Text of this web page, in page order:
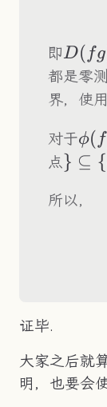
即D( fg
都是零
界，使
对于ϕ( f
点} ⊆ {
所以，
证毕.
大家之后就
明，也要会